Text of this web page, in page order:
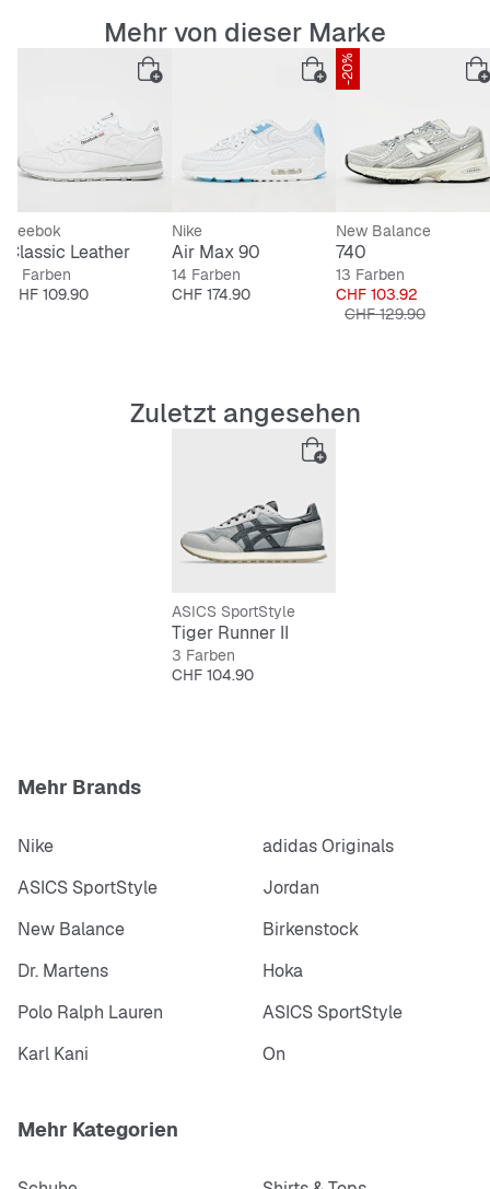
Mehr von dieser Marke
Reebok
Classic Leather
2 Farben
Preis
CHF 109.90
Nike
Air Max 90
14 Farben
Preis
CHF 174.90
-20%
New Balance
740
13 Farben
Preis
CHF 103.92
Originalpreis
CHF 129.90
Zuletzt angesehen
ASICS SportStyle
Tiger Runner II
3 Farben
Preis
CHF 104.90
Mehr Brands
Nike
adidas Originals
ASICS SportStyle
Jordan
New Balance
Birkenstock
Dr. Martens
Hoka
Polo Ralph Lauren
ASICS SportStyle
Karl Kani
On
Mehr Kategorien